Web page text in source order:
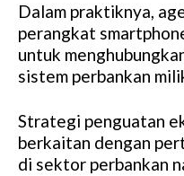
Dalam praktiknya,
perangkat
untuk
sistem perbankan
Strategi penguatan
berkaitan dengan
di sektor perbankan